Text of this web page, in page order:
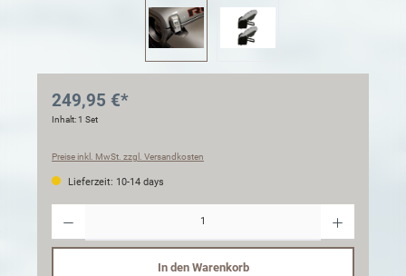
249,95 €*
Inhalt:1 Set
Preise inkl. MwSt. zzgl. Versandkosten
Lieferzeit: 10-14 days
In den Warenkorb